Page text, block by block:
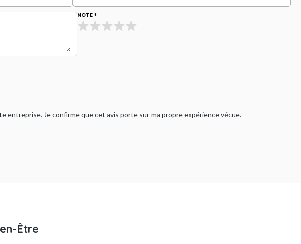
NOTE
entreprise. Je confirme que cet avis porte sur ma propre expérience vécue.
Être